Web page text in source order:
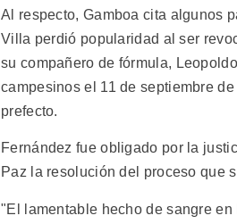
Al respecto, Gamboa cita algunos
Villa perdió popularidad al ser
su compañero de fórmula,
campesinos el 11 de septiembre
prefecto.
Fernández fue obligado por la
Paz la resolución del proceso que
"El lamentable hecho de sangre